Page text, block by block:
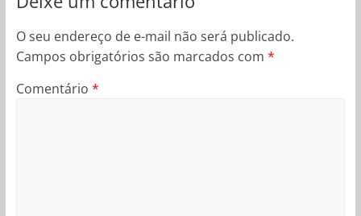
O seu endereço de e-mail não será publicado.
Campos obrigatórios são marcados com *
Comentário *